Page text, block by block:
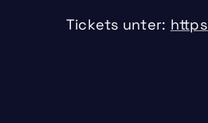
Tickets unter: